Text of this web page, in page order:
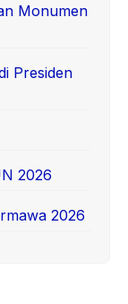
Monumen
Presiden
2026
2026